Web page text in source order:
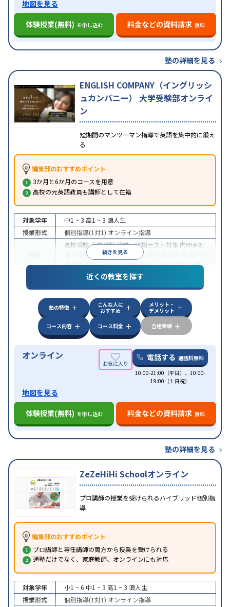
地図を見る
体験授業(無料) を申し込む 料金などの資料請求 無料
塾の詳細を見る
ENGLISH COMPANY（イングリッシ
ュカンパニー） 大学受験部オンライ
ン
短期間のマンツーマン指導で英語を集中的に鍛え
る
編集部のおすすめポイント
3か月と6か月のコースを用意
高校の元英語教員も講師として在籍
続きを見る
対象学年 中1 ~ 3 高1 ~ 3 浪人生
授業形式
個別指導(1対1) オンライン指導
高校受験大学受験授業・定期テスト対策 内申点対
学習習慣の定着国公立大対策
ト対策英検(英語検定)対策英語・英会話特化対策
特徴
中高一貫校生に対応授業の振替可能
学習にPC・タブレットを利用オンライン対応1
科目から受講可能
近くの教室を探す
塾の特徴
こんな人に
おすすめ
メリット・
デメリット
コース内容
コース料金 合格実績
オンライン 電話する 通話料無料
10:00-21:00（平日）、10:00-
19:00（土日祝）
地図を見る
体験授業(無料) を申し込む 料金などの資料請求 無料
塾の詳細を見る
ZeZeHiHi Schoolオンライン
プロ講師の授業を受けられるハイブリッド個別指
導
編集部のおすすめポイント
プロ講師と専任講師の両方から授業を受けられる
通塾だけでなく、家庭教師、オンラインにも対応
対象学年 小1 ~ 6 中1 ~ 3 高1 ~ 3 浪人生
授業形式
個別指導(1対1) オンライン指導